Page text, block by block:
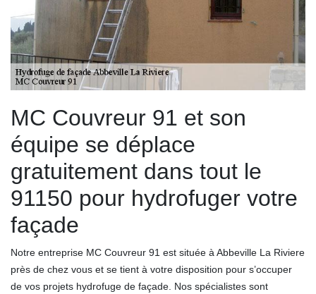
MC Couvreur 91 et son
équipe se déplace
gratuitement dans tout le
91150 pour hydrofuger votre
façade
Notre entreprise MC Couvreur 91 est située à Abbeville La Riviere
près de chez vous et se tient à votre disposition pour s’occuper
de vos projets hydrofuge de façade. Nos spécialistes sont